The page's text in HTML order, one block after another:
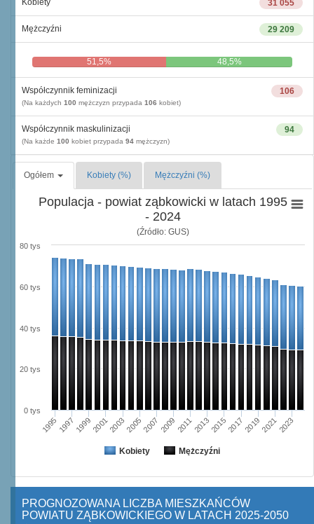
31 055
Kobiety
29 209
Mężczyźni
51,5% 48,5%
106
Współczynnik feminizacji
(Na każdych 100 mężczyzn przypada 106 kobiet)
94
Współczynnik maskulinizacji
(Na każde 100 kobiet przypada 94 mężczyzn)
Ogółem Kobiety (%) Mężczyźni (%)
Populacja - powiat ząbkowicki w latach 1995
- 2024
(Źródło: GUS)
Kobiety Mężczyźni
1995199719992001200320052007 20092011201320152017201920212023
0 tys
20 tys
40 tys
60 tys
80 tys
PROGNOZOWANA LICZBA MIESZKAŃCÓW
POWIATU ZĄBKOWICKIEGO W LATACH 2025-2050